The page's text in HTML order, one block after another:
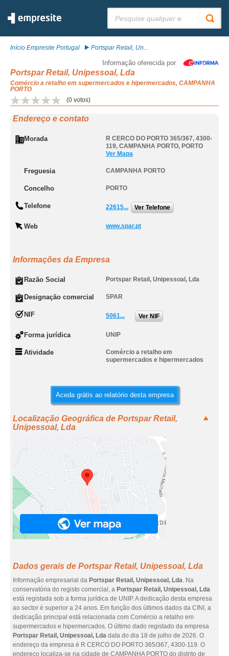
Início Empresite Portugal Portspar Retail, Un...
Informação oferecida por
Portspar Retail, Unipessoal, Lda
Comércio a retalho em supermercados e hipermercados, CAMPANHA
PORTO
(0 votos)
Endereço e contato
Morada
R CERCO DO PORTO 365/367, 4300-
119, CAMPANHA PORTO, PORTO
Ver Mapa
Freguesia CAMPANHA PORTO
Concelho PORTO
Telefone 22615... Ver Telefone
Web www.spar.pt
Informações da Empresa
Razão Social Portspar Retail, Unipessoal, Lda
Designação comercial SPAR
NIF 5061... Ver NIF
Forma jurídica UNIP
Atividade
Comércio a retalho em
supermercados e hipermercados
Aceda grátis ao relatório desta empresa
Localização Geográfica de Portspar Retail,
Unipessoal, Lda
Dados gerais de Portspar Retail, Unipessoal, Lda
Informação empresarial da Portspar Retail, Unipessoal, Lda. Na
conservatória do registo comercial, a Portspar Retail, Unipessoal, Lda
está registada sob a forma jurídica de UNIP. A dedicação desta empresa
ao sector é superior a 24 anos. Em função dos últimos dados da CINI, a
dedicação principal está relacionada com Comércio a retalho em
supermercados e hipermercados. O último dado registado da empresa
Portspar Retail, Unipessoal, Lda data do dia 18 de julho de 2026. O
endereço da empresa é R CERCO DO PORTO 365/367, 4300-119. O
endereço localiza-se na cidade de CAMPANHA PORTO do distrito de